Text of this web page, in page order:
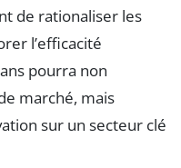
de rationaliser les
l’efficacité
pourra non
marché, mais
sur un secteur clé